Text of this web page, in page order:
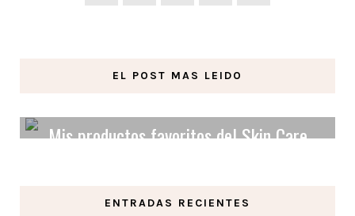
EL POST MAS LEIDO
Mis productos favoritos del Skin Care
LEER MAS
ENTRADAS RECIENTES